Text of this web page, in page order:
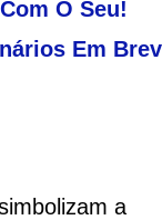
O Seu!
Em
a